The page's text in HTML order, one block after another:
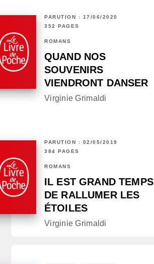
PARUTION : 17/06/2020
352 PAGES
ROMANS
QUAND NOS
SOUVENIRS
VIENDRONT DANSER
Virginie Grimaldi
PARUTION : 02/05/2019
384 PAGES
ROMANS
IL EST GRAND TEMPS
DE RALLUMER LES
ÉTOILES
Virginie Grimaldi